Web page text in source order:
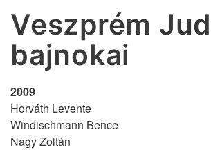
Veszprém
bajnokai
2009
Horváth Levente
Windischmann Bence
Nagy Zoltán